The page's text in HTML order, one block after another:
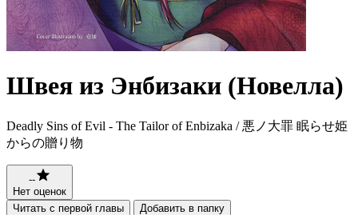
Швея из Энбизаки (Новелла)
Deadly Sins of Evil - The Tailor of Enbizaka / 悪ノ大罪 眠らせ姫
からの贈り物
--
Нет оценок
Читать с первой главы
Добавить в папку